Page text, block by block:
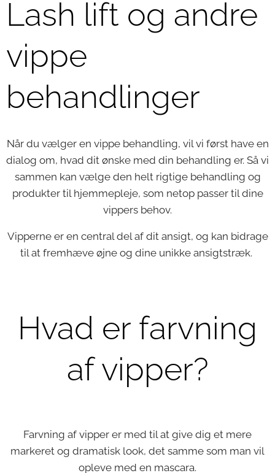
Lash lift og andre
vippe
behandlinger
Når du vælger en vippe behandling, vil vi først have en
dialog om, hvad dit ønske med din behandling er. Så vi
sammen kan vælge den helt rigtige behandling og
produkter til hjemmepleje, som netop passer til dine
vippers behov.
Vipperne er en central del af dit ansigt, og kan bidrage
til at fremhæve øjne og dine unikke ansigtstræk.
Hvad er farvning
af vipper?
Farvning af vipper er med til at give dig et mere
markeret og dramatisk look, det samme som man vil
opleve med en mascara.